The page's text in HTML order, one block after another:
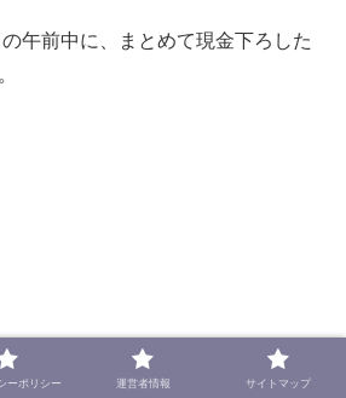
午前中に、まとめて現金下ろした
ーポリシー 運営者情報 サイトマップ